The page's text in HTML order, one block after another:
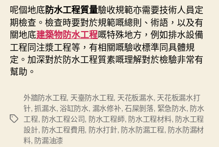
呢個地底防水工程質量驗收規範亦需要技術人員定
期檢查。檢查時要對於規範嘅總則、術語，以及有
關地底建築物防水工程嘅特殊地方，例如排水設備
工程同注漿工程等，有相關嘅驗收標準同具體規
定。加深對於防水工程質素嘅理解對於檢驗非常有
幫助。
Tags
外牆防水工程, 天臺防水工程, 天花板漏水, 天花板漏水打
针,抓漏水, 浴缸防水, 漏水修补,石屎剝落, 緊急防水, 防水
工程, 防水工程公司, 防水工程師, 防水工程材料, 防水工程
設計, 防水工程費用, 防水打針, 防水防漏工程, 防水防漏材
料, 防漏油漆